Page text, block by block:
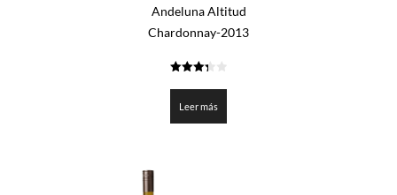
Andeluna Altitud
Chardonnay-2013
de 5
Leer más